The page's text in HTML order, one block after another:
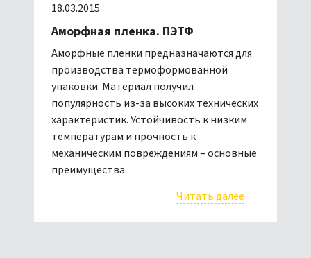
18.03.2015
Аморфная пленка. ПЭТФ
Аморфные пленки предназначаются для
производства термоформованной
упаковки. Материал получил
популярность из-за высоких технических
характеристик. Устойчивость к низким
температурам и прочность к
механическим повреждениям – основные
преимущества.
Читать далее